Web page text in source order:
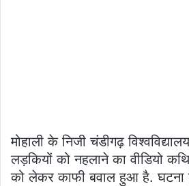
मोहाली के निजी चंडीगढ़
लड़कियों को नहलाने का वीडियो
को लेकर काफी बवाल हुआ है.